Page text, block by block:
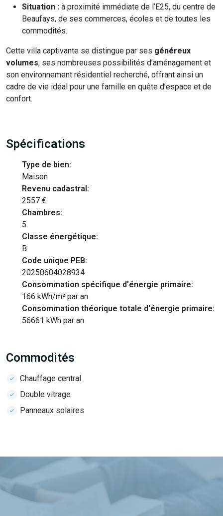
Situation : à proximité immédiate de l’E25, du centre de
Beaufays, de ses commerces, écoles et de toutes les
commodités.
Cette villa captivante se distingue par ses généreux
volumes, ses nombreuses possibilités d’aménagement et
son environnement résidentiel recherché, offrant ainsi un
cadre de vie idéal pour une famille en quête d’espace et de
confort.
Spécifications
Type de bien:
Maison
Revenu cadastral:
2557 €
Chambres:
5
Classe énergétique:
B
Code unique PEB:
20250604028934
Consommation spécifique d'énergie primaire:
166 kWh/m² par an
Consommation théorique totale d'énergie primaire:
56661 kWh par an
Commodités
Chauffage central
Double vitrage
Panneaux solaires